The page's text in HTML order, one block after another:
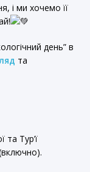
і ми хочемо її
день” в
та
та Тур’ї